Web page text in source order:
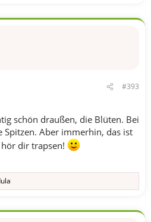
#393
schön draußen, die Blüten. Bei
Spitzen. Aber immerhin, das ist
dir trapsen!